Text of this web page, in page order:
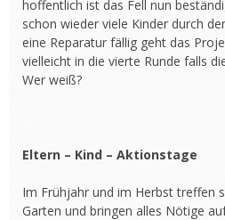
hoffentlich ist das Fell nun
schon wieder viele Kinder durch
eine Reparatur fällig geht das
vielleicht in die vierte Runde falls
Wer weiß?
Eltern – Kind – Aktionstage
Im Frühjahr und im Herbst treffen
Garten und bringen alles Nötige